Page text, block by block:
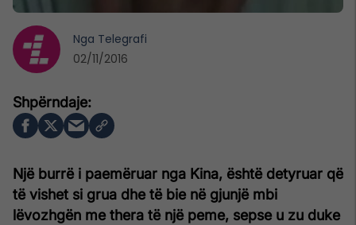
Një burrë i paemëruar nga Kina, është detyruar që
të vishet si grua dhe të bie në gjunjë mbi
lëvozhgën me thera të një peme, sepse u zu duke
Nga Telegrafi
02/11/2016